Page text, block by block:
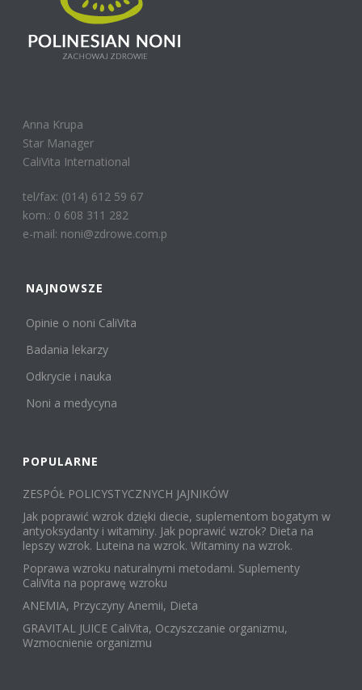
Anna Krupa
Star Manager
CaliVita International
tel/fax: (014) 612 59 67
kom.: 0 608 311 282
e-mail: noni@zdrowe.com.p
NAJNOWSZE
Opinie o noni CaliVita
Badania lekarzy
Odkrycie i nauka
Noni a medycyna
POPULARNE
ZESPÓŁ POLICYSTYCZNYCH JAJNIKÓW
Jak poprawić wzrok dzięki diecie, suplementom bogatym w
antyoksydanty i witaminy. Jak poprawić wzrok? Dieta na
lepszy wzrok. Luteina na wzrok. Witaminy na wzrok.
Poprawa wzroku naturalnymi metodami. Suplementy
CaliVita na poprawę wzroku
ANEMIA, Przyczyny Anemii, Dieta
GRAVITAL JUICE CaliVita, Oczyszczanie organizmu,
Wzmocnienie organizmu